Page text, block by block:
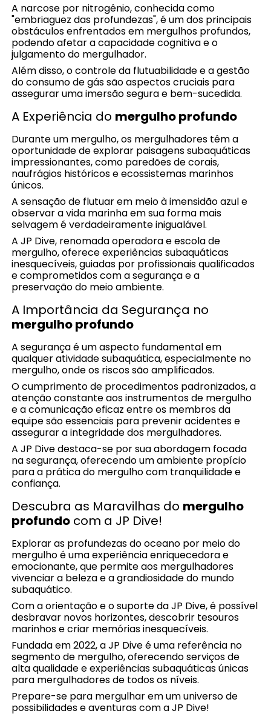
A narcose por nitrogênio, conhecida como
"embriaguez das profundezas", é um dos principais
obstáculos enfrentados em mergulhos profundos,
podendo afetar a capacidade cognitiva e o
julgamento do mergulhador.
Além disso, o controle da flutuabilidade e a gestão
do consumo de gás são aspectos cruciais para
assegurar uma imersão segura e bem-sucedida.
A Experiência do mergulho profundo
Durante um mergulho, os mergulhadores têm a
oportunidade de explorar paisagens subaquáticas
impressionantes, como paredões de corais,
naufrágios históricos e ecossistemas marinhos
únicos.
A sensação de flutuar em meio à imensidão azul e
observar a vida marinha em sua forma mais
selvagem é verdadeiramente inigualável.
A JP Dive, renomada operadora e escola de
mergulho, oferece experiências subaquáticas
inesquecíveis, guiadas por profissionais qualificados
e comprometidos com a segurança e a
preservação do meio ambiente.
A Importância da Segurança no
mergulho profundo
A segurança é um aspecto fundamental em
qualquer atividade subaquática, especialmente no
mergulho, onde os riscos são amplificados.
O cumprimento de procedimentos padronizados, a
atenção constante aos instrumentos de mergulho
e a comunicação eficaz entre os membros da
equipe são essenciais para prevenir acidentes e
assegurar a integridade dos mergulhadores.
A JP Dive destaca-se por sua abordagem focada
na segurança, oferecendo um ambiente propício
para a prática do mergulho com tranquilidade e
confiança.
Descubra as Maravilhas do mergulho
profundo com a JP Dive!
Explorar as profundezas do oceano por meio do
mergulho é uma experiência enriquecedora e
emocionante, que permite aos mergulhadores
vivenciar a beleza e a grandiosidade do mundo
subaquático.
Com a orientação e o suporte da JP Dive, é possível
desbravar novos horizontes, descobrir tesouros
marinhos e criar memórias inesquecíveis.
Fundada em 2022, a JP Dive é uma referência no
segmento de mergulho, oferecendo serviços de
alta qualidade e experiências subaquáticas únicas
para mergulhadores de todos os níveis.
Prepare-se para mergulhar em um universo de
possibilidades e aventuras com a JP Dive!